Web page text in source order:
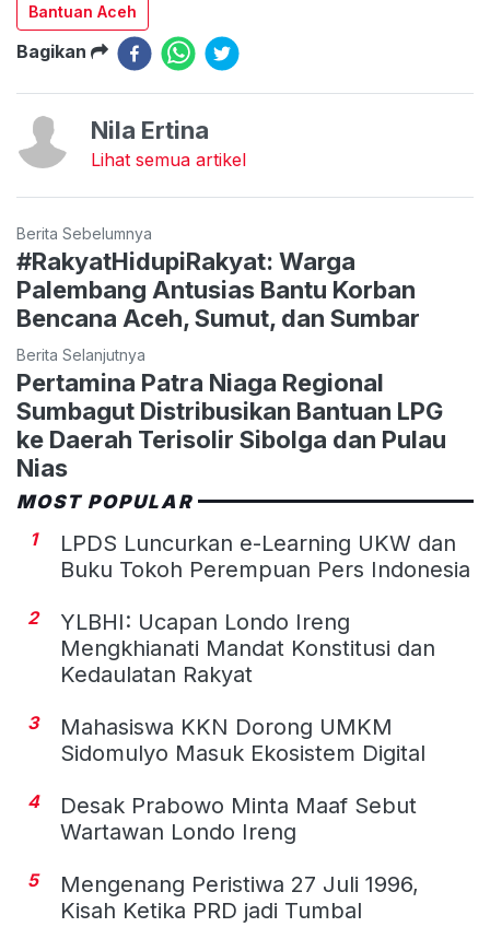
Bantuan Aceh
Bagikan
Nila Ertina
Lihat semua artikel
Berita Sebelumnya
#RakyatHidupiRakyat: Warga
Palembang Antusias Bantu Korban
Bencana Aceh, Sumut, dan Sumbar
Berita Selanjutnya
Pertamina Patra Niaga Regional
Sumbagut Distribusikan Bantuan LPG
ke Daerah Terisolir Sibolga dan Pulau
Nias
MOST POPULAR
1
LPDS Luncurkan e-Learning UKW dan
Buku Tokoh Perempuan Pers Indonesia
2
YLBHI: Ucapan Londo Ireng
Mengkhianati Mandat Konstitusi dan
Kedaulatan Rakyat
3
Mahasiswa KKN Dorong UMKM
Sidomulyo Masuk Ekosistem Digital
4
Desak Prabowo Minta Maaf Sebut
Wartawan Londo Ireng
5
Mengenang Peristiwa 27 Juli 1996,
Kisah Ketika PRD jadi Tumbal